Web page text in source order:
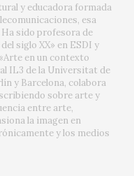
y educadora formada
esa
sido profesora de
siglo XX» en ESDI y
en un contexto
IL3 de la Universitat de
y Barcelona, colabora
sobre arte y
entre arte,
la imagen en
y los medios